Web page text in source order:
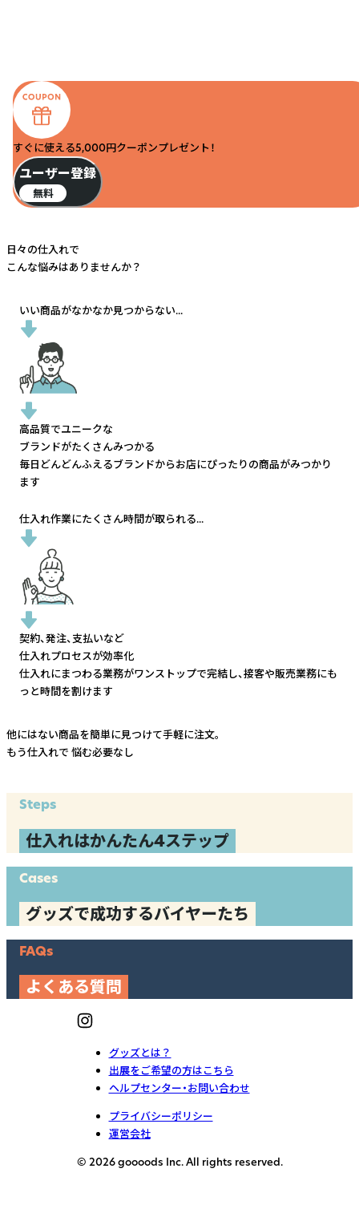
すぐに使える5,000円クーポンプレゼント！
ユーザー登録
無料
日々の仕入れで
こんな悩みはありませんか？
いい商品がなかなか見つからない...
高品質でユニークな
ブランドがたくさんみつかる
毎日どんどんふえるブランドからお店にぴったりの商品がみつかり
ます
仕入れ作業にたくさん時間が取られる...
契約、発注、支払いなど
仕入れプロセスが効率化
仕入れにまつわる業務がワンストップで完結し、接客や販売業務にも
っと時間を割けます
他にはない商品を簡単に見つけて手軽に注文。
もう仕入れで 悩む必要なし
Steps
仕入れはかんたん4ステップ
Cases
グッズで成功するバイヤーたち
FAQs
よくある質問
グッズとは？
出展をご希望の方はこちら
ヘルプセンター・お問い合わせ
プライバシーポリシー
運営会社
© 2026 goooods Inc. All rights reserved.